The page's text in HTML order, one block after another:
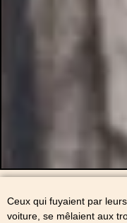
Ceux qui fuyaient par
voiture, se mêlaient aux